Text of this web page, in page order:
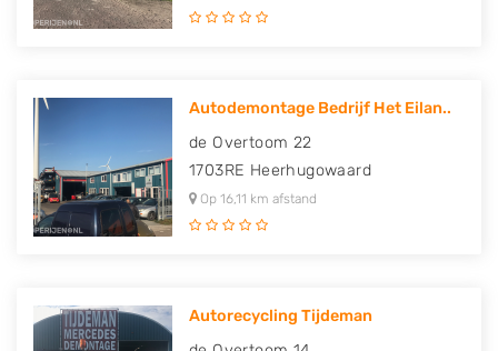
Autodemontage Bedrijf Het Eilan..
de Overtoom 22
1703RE Heerhugowaard
Op 16,11 km afstand
Autorecycling Tijdeman